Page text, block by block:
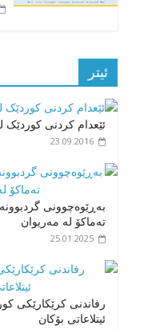
ئیتر
ئێعدام کردنی کوردێک
23.09.2016
بەڕێوەچوونی
تەماکۆ لە مەریوان
25.01.2025
رفاندنی کرێکارێکی
ئیتلاعاتی بۆکان